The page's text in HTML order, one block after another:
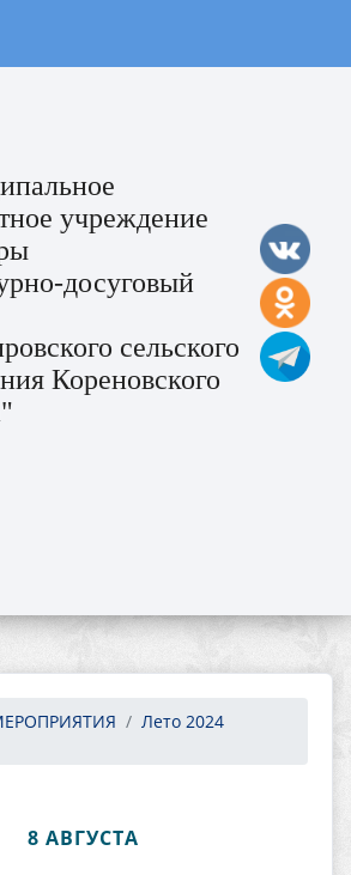
учреждение
досуговый
сельского
Кореновского
Лето 2024
8 АВГУСТА